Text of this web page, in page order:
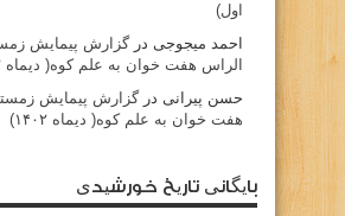
اول)
احمد میجوجی درگزارش پیمایش
الراس هفت خوان به علم کوه( دیماه ۱۴۰۲)
حسن پیرانی درگزارش پیمایش
هفت خوان به علم کوه( دیماه ۱۴۰۲)
بایگانی تاریخ خورشیدی